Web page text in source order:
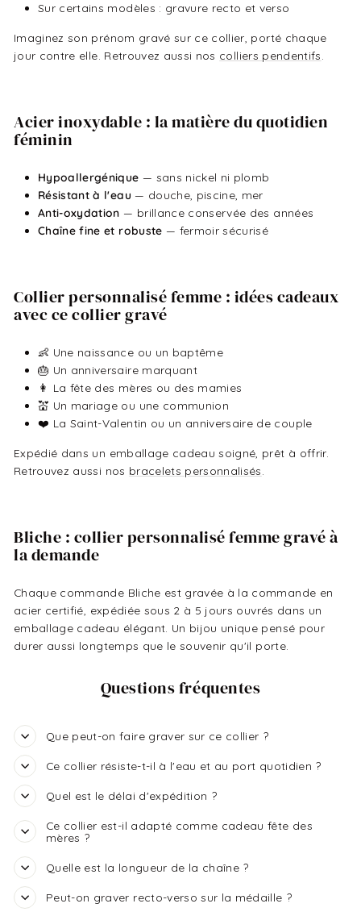
Sur certains modèles : gravure recto et verso
Imaginez son prénom gravé sur ce collier, porté chaque
jour contre elle. Retrouvez aussi nos colliers pendentifs
Acier inoxydable : la matière du quotidien
féminin
Hypoallergénique — sans nickel ni plomb
Résistant à l'eau — douche, piscine, mer
Anti-oxydation — brillance conservée des années
Chaîne fine et robuste — fermoir sécurisé
Collier personnalisé femme : idées cadeaux
avec ce collier gravé
👶 Une naissance ou un baptême
🎂 Un anniversaire marquant
👩 La fête des mères ou des mamies
💒 Un mariage ou une communion
❤️ La Saint-Valentin ou un anniversaire de couple
Expédié dans un emballage cadeau soigné, prêt à offrir.
Retrouvez aussi nos bracelets personnalisés
Bliche : collier personnalisé femme gravé à
la demande
Chaque commande Bliche est gravée à la commande en
acier certifié, expédiée sous 2 à 5 jours ouvrés dans un
emballage cadeau élégant. Un bijou unique pensé pour
durer aussi longtemps que le souvenir qu'il porte.
Questions fréquentes
Que peut-on faire graver sur ce collier ?
Ce collier résiste-t-il à l'eau et au port quotidien ?
Quel est le délai d'expédition ?
Ce collier est-il adapté comme cadeau fête des
mères ?
Quelle est la longueur de la chaîne ?
Peut-on graver recto-verso sur la médaille ?